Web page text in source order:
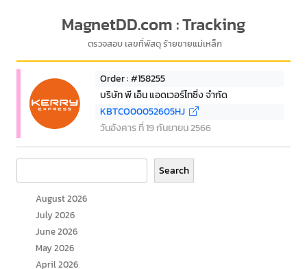
MagnetDD.com : Tracking
ตรวจสอบ เลขที่พัสดุ ร้ายขายแม่เหล็ก
Order : #158255
บริษัท พี เอ็น แอดเวอร์ไทซิ่ง จำกัด
KBTCO00052605HJ
วันอังคาร ที่ 19 กันยายน 2566
Search
August 2026
July 2026
June 2026
May 2026
April 2026